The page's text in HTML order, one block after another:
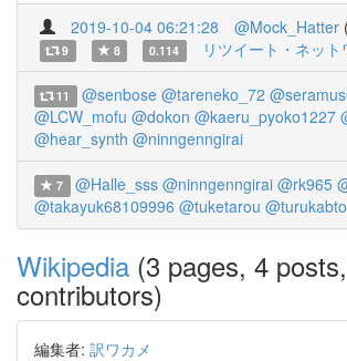
2019-10-04 06:21:28 @Mock_Hatter (
9 8 0.114 リツイート・ネッ
11 @senbose @tareneko_72
@LCW_mofu @dokon @kaeru_pyoko1227
@hear_synth @ninngenngirai
7 @Halle_sss @ninngenngirai @rk965
@takayuk68109996 @tuketarou
Wikipedia (3 pages, 4
contributors)
編集者: 訳ワカメ